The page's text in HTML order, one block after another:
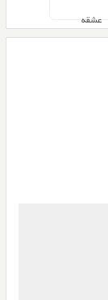
عشقه